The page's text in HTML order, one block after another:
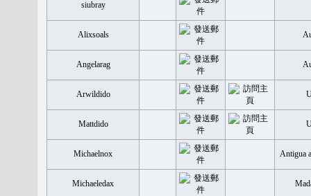
siubray
Alixsoals
Angelarag
Arwildido
Mattdido
Michaelnox Antigua
Michaeledax